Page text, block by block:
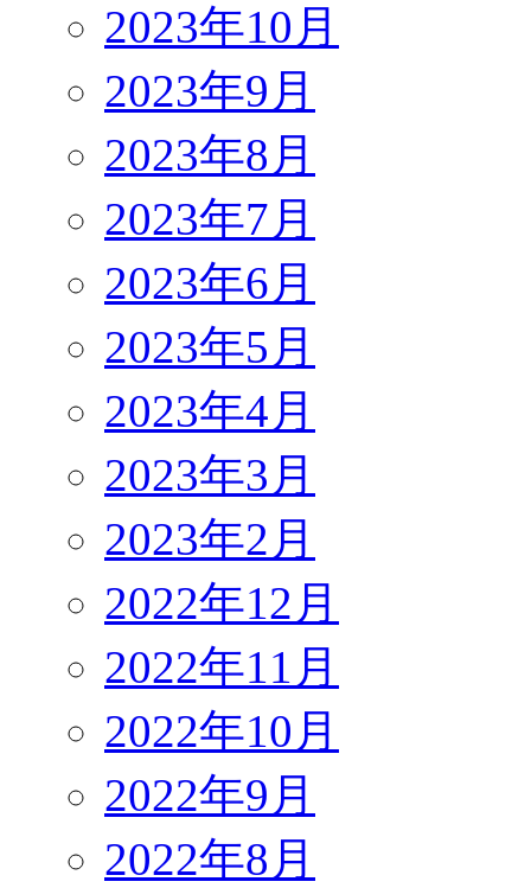
2023年10月
2023年9月
2023年8月
2023年7月
2023年6月
2023年5月
2023年4月
2023年3月
2023年2月
2022年12月
2022年11月
2022年10月
2022年9月
2022年8月